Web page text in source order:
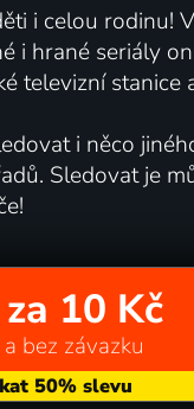
i celou rodinu!
i hrané seriály
televizní
i něco
Sledovat je
10 Kč
bez závazku